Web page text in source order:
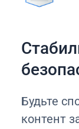
Будьте
контент